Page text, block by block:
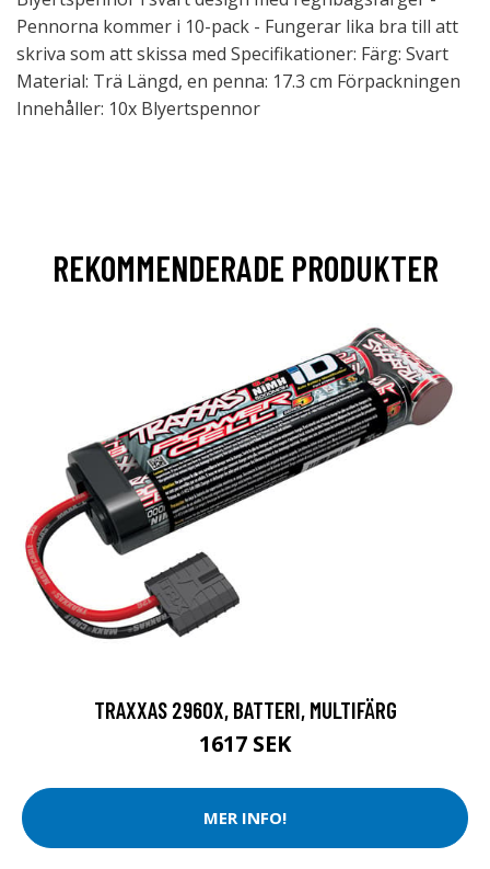
Pennorna kommer i 10-pack - Fungerar lika bra till att
skriva som att skissa med Specifikationer: Färg: Svart
Material: Trä Längd, en penna: 17.3 cm Förpackningen
Innehåller: 10x Blyertspennor
REKOMMENDERADE PRODUKTER
TRAXXAS 2960X, BATTERI, MULTIFÄRG
1617 SEK
MER INFO!